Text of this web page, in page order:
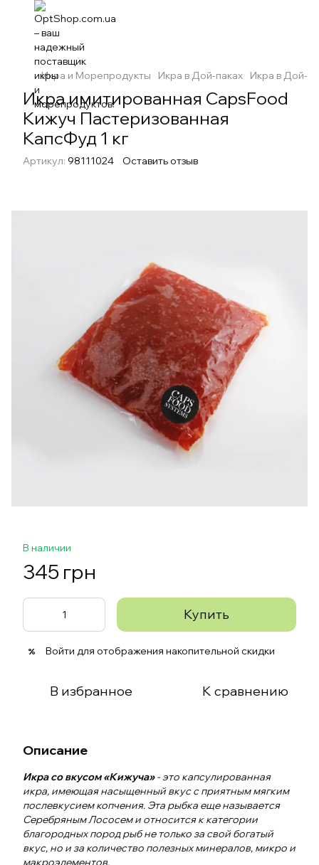
Икра и Морепродукты Икра в Дой-паках Икра в Дой-
Икра имитированная CapsFood
Кижуч Пастеризованная
КапсФуд 1 кг
Артикул: 98111024 Оставить отзыв
В наличии
345 грн
Купить
% Войти для отображения накопительной скидки
В избранное К сравнению
Описание
Икра со вкусом «Кижуча»- это капсулированная
икра, имеющая насыщенный вкус с приятным мягким
послевкусием копчения. Эта рыбка еще называется
Серебряным Лососем и относится к категории
благородных пород рыб не только за свой богатый
вкус, но и за количество полезных минералов, микро и
макроэлементов.